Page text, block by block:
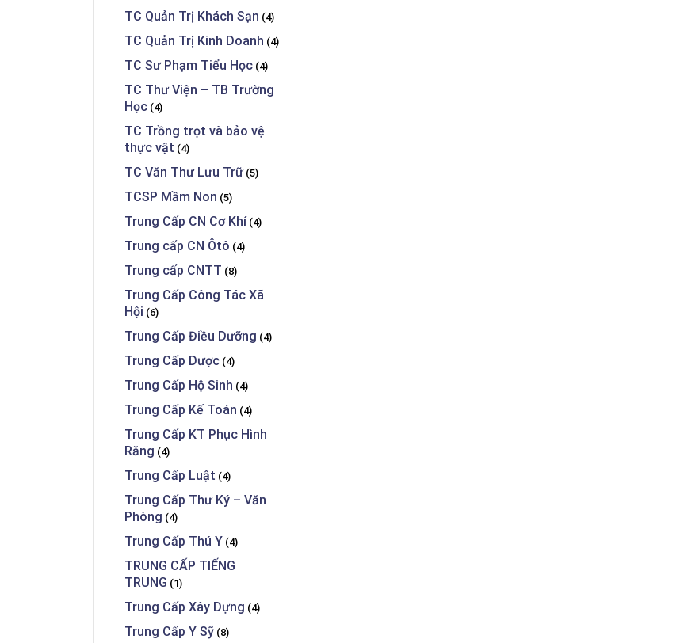
TC Quản Trị Khách Sạn (4)
TC Quản Trị Kinh Doanh (4)
TC Sư Phạm Tiểu Học (4)
TC Thư Viện – TB Trường
Học (4)
TC Trồng trọt và bảo vệ
thực vật (4)
TC Văn Thư Lưu Trữ(5)
TCSP Mầm Non (5)
Trung Cấp CN Cơ Khí (4)
Trung cấp CN Ôtô (4)
Trung cấp CNTT (8)
Trung Cấp Công Tác Xã
Hội (6)
Trung Cấp Điều Dưỡng (4)
Trung Cấp Dược (4)
Trung Cấp Hộ Sinh (4)
Trung Cấp Kế Toán (4)
Trung Cấp KT Phục Hình
Răng (4)
Trung Cấp Luật (4)
Trung Cấp Thư Ký – Văn
Phòng (4)
Trung Cấp Thú Y (4)
TRUNG CẤP TIẾNG
TRUNG (1)
Trung Cấp Xây Dựng (4)
Trung Cấp Y Sỹ (8)